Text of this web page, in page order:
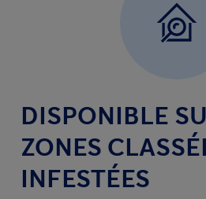
DISPONIBLE
ZONES
INFESTÉES